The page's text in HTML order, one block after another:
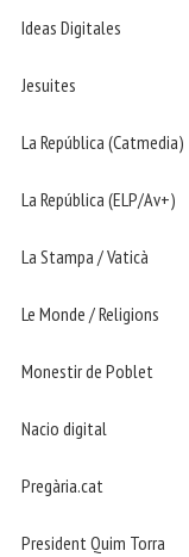
Ideas Digitales
Jesuites
La República (Catmedia)
La República (ELP/Av+)
La Stampa / Vaticà
Le Monde / Religions
Monestir de Poblet
Nacio digital
Pregària.cat
President Quim Torra